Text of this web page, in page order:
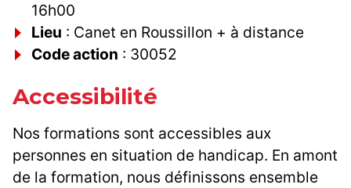
16h00
Lieu : Canet en Roussillon + à distance
Code action : 30052
Accessibilité
Nos formations sont accessibles aux
personnes en situation de handicap. En amont
de la formation, nous définissons ensemble